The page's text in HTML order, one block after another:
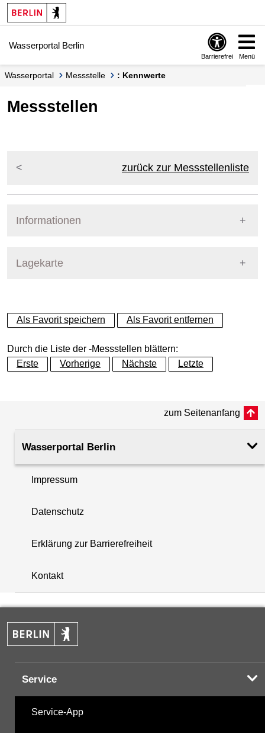
Springe zur Navigation
Springe zum Inhalt
Wasserportal Berlin
Barrierefrei Menü
Wasserportal Messstelle : Kennwerte
Messstellen
zurück zur Messstellenliste
Informationen
Lagekarte
+
−
+
−
Als Favorit speichern Als Favorit entfernen
Durch die Liste der -Messstellen blättern:
Erste
Vorherige Nächste Letzte
zum Seitenanfang
Wasserportal Berlin
Impressum
Datenschutz
Erklärung zur Barrierefreiheit
Kontakt
Service
Service-App